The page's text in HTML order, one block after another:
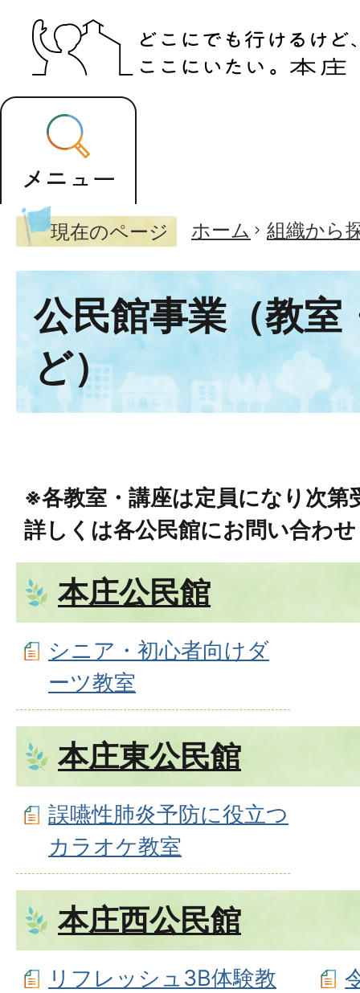
現在のページ ホーム 組織から
公民館事業（教室
ど）
※各教室・講座は定員になり次第
詳しくは各公民館にお問い合わ
本庄公民館
シニア・初心者向けダ
ーツ教室
本庄東公民館
誤嚥性肺炎予防に役立つ
カラオケ教室
本庄西公民館
リフレッシュ3B体験教